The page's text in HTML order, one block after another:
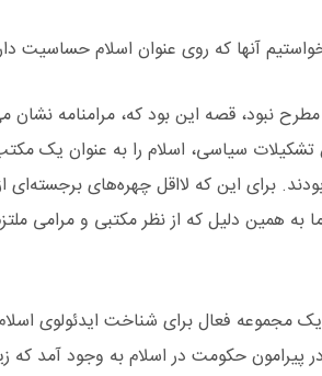
آنها که روی عنوان اسلام حساسیت
نبود، قصه این بود که، مرامنامه
سیاسی، اسلام را به عنوان یک
برای این که لااقل چهره‌های برجسته‌ای
به همین دلیل که از نظر مکتبی و مرامی
مجموعه فعال برای شناخت ایدئولوی
پیرامون حکومت در اسلام به وجود آمد که